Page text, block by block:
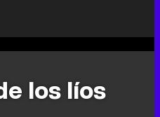
los líos